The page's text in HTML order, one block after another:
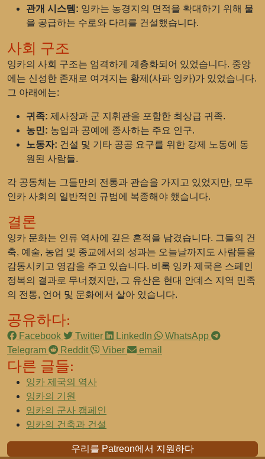
관개 시스템: 잉카는 농경지의 면적을 확대하기 위해 물
을 공급하는 수로와 다리를 건설했습니다.
사회 구조
잉카의 사회 구조는 엄격하게 계층화되어 있었습니다. 중앙
에는 신성한 존재로 여겨지는 황제(사파 잉카)가 있었습니다.
그 아래에는:
귀족: 제사장과 군 지휘관을 포함한 최상급 귀족.
농민: 농업과 공예에 종사하는 주요 인구.
노동자: 건설 및 기타 공공 요구를 위한 강제 노동에 동
원된 사람들.
각 공동체는 그들만의 전통과 관습을 가지고 있었지만, 모두
인카 사회의 일반적인 규범에 복종해야 했습니다.
결론
잉카 문화는 인류 역사에 깊은 흔적을 남겼습니다. 그들의 건
축, 예술, 농업 및 종교에서의 성과는 오늘날까지도 사람들을
감동시키고 영감을 주고 있습니다. 비록 잉카 제국은 스페인
정복의 결과로 무너졌지만, 그 유산은 현대 안데스 지역 민족
의 전통, 언어 및 문화에서 살아 있습니다.
공유하다:
Facebook Twitter LinkedIn
WhatsApp
Telegram
Reddit Viber email
다른 글들:
잉카 제국의 역사
잉카의 기원
잉카의 군사 캠페인
잉카의 건축과 건설
우리를 Patreon에서 지원하다